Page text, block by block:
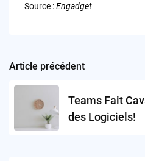
Source :Engadget
Post
navigation
Article précédent
Teams Fait
des Logiciels!